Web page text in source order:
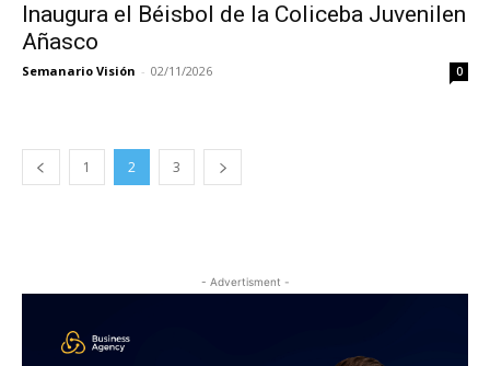
Inaugura el Béisbol de la Coliceba Juvenilen
Añasco
Semanario Visión - 02/11/2026 0
1 2 3
- Advertisment -